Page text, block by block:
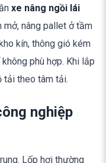
xe nâng ngồi lái
mở, nâng pallet ở tầm
kín, thông gió kém
phù hợp. Khi lắp
tải theo tâm tải.
nghiệp
Lốp hơi thường